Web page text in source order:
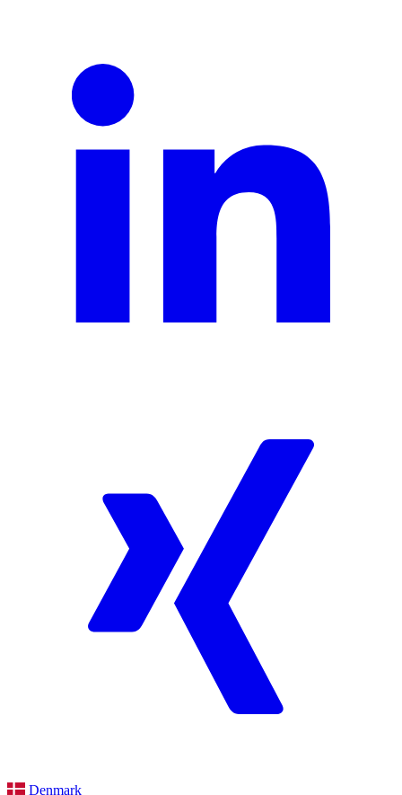
Denmark